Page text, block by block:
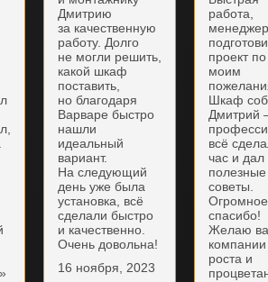
Дмитрию
за качественную
работу. Долго
не могли решить,
какой шкаф
поставить,
но благодаря
Варваре быстро
нашли
идеальный
вариант.
На следующий
день уже была
установка, всё
сделали быстро
и качественно.
Очень довольна!
16 ноября, 2023
работа,
проект по
моим
Шкаф
Дмитрий
всё
час и дал
полезные
советы.
Огромное
спасибо!
Желаю
компании
роста и